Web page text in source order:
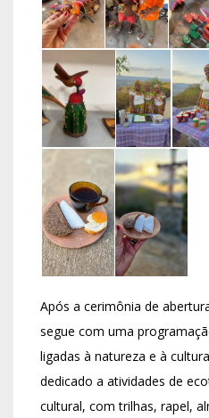
Após a cerimônia de
segue com uma
ligadas à natureza e à
dedicado a atividades de
cultural, com trilhas, rapel,